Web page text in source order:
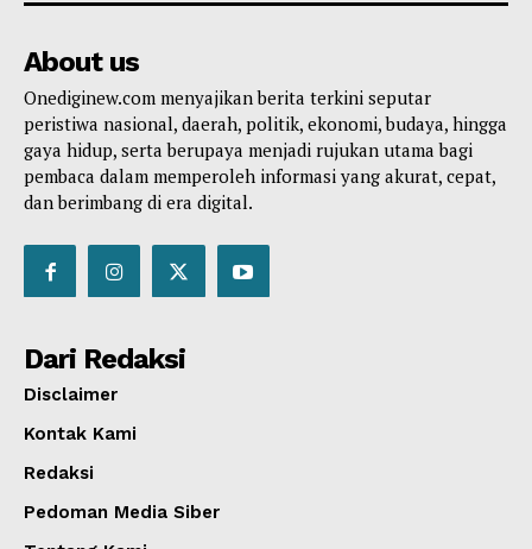
About us
Onediginew.com menyajikan berita terkini seputar
peristiwa nasional, daerah, politik, ekonomi, budaya, hingga
gaya hidup, serta berupaya menjadi rujukan utama bagi
pembaca dalam memperoleh informasi yang akurat, cepat,
dan berimbang di era digital.
Dari Redaksi
Disclaimer
Kontak Kami
Redaksi
Pedoman Media Siber